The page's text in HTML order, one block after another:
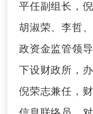
平任副组长，
胡淑荣、李哲
政资金监管领
下设财政所，
倪荣志兼任，